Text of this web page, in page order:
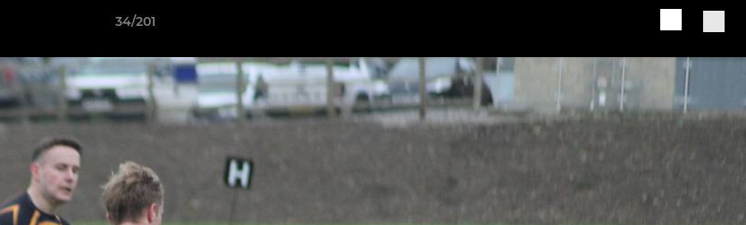
34/201